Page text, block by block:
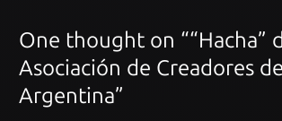
One thought on ““Hacha”
Asociación de Creadores
Argentina”